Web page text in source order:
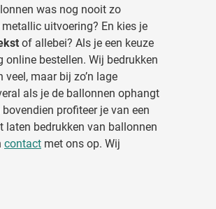
was nog nooit zo
uitvoering? En kies je
of allebei? Als je een keuze
online bestellen. Wij bedrukken
maar bij zo’n lage
als je de ballonnen ophangt
profiteer je van een
laten bedrukken van ballonnen
contact met ons op. Wij